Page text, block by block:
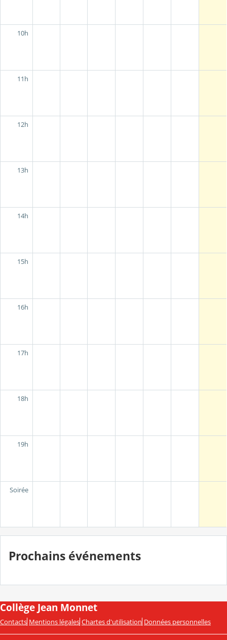
10h
11h
12h
13h
14h
15h
16h
17h
18h
19h
Soirée
Prochains événements
Collège Jean Monnet
Contacts Mentions légales Chartes d'utilisation Données personnelles